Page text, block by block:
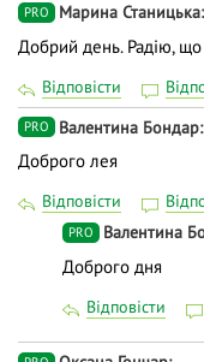
PRO Марина Станицька
Добрий день. Радію, що
Відповісти
PRO Валентина Бондар
Доброго лея
Відповісти
PRO Валентина
Доброго дня
Відповісти